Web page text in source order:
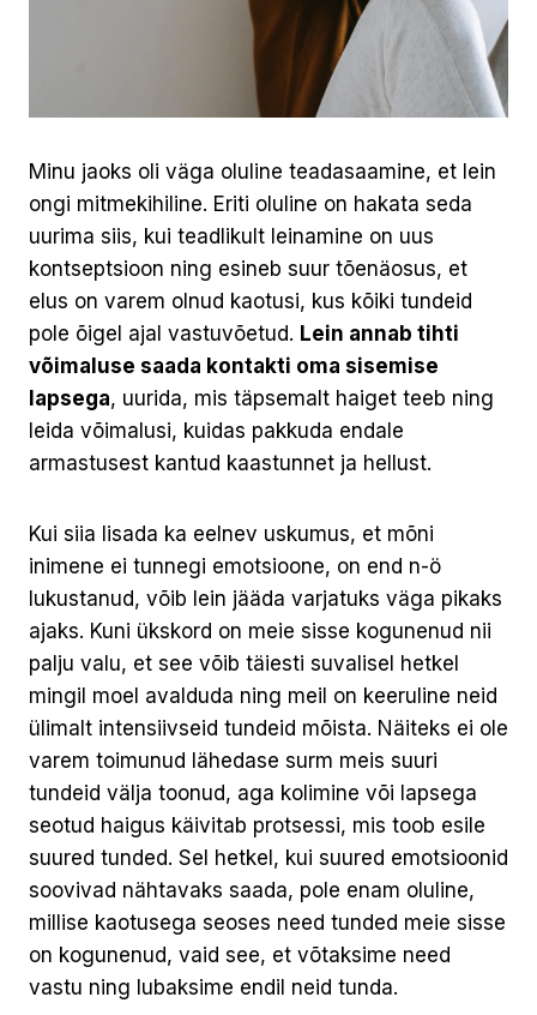
Minu jaoks oli väga oluline teadasaamine, et lein
ongi mitmekihiline. Eriti oluline on hakata seda
uurima siis, kui teadlikult leinamine on uus
kontseptsioon ning esineb suur tõenäosus, et
elus on varem olnud kaotusi, kus kõiki tundeid
pole õigel ajal vastuvõetud. Lein annab tihti
võimaluse saada kontakti oma sisemise
lapsega, uurida, mis täpsemalt haiget teeb ning
leida võimalusi, kuidas pakkuda endale
armastusest kantud kaastunnet ja hellust.
Kui siia lisada ka eelnev uskumus, et mõni
inimene ei tunnegi emotsioone, on end n-ö
lukustanud, võib lein jääda varjatuks väga pikaks
ajaks. Kuni ükskord on meie sisse kogunenud nii
palju valu, et see võib täiesti suvalisel hetkel
mingil moel avalduda ning meil on keeruline neid
ülimalt intensiivseid tundeid mõista. Näiteks ei ole
varem toimunud lähedase surm meis suuri
tundeid välja toonud, aga kolimine või lapsega
seotud haigus käivitab protsessi, mis toob esile
suured tunded. Sel hetkel, kui suured emotsioonid
soovivad nähtavaks saada, pole enam oluline,
millise kaotusega seoses need tunded meie sisse
on kogunenud, vaid see, et võtaksime need
vastu ning lubaksime endil neid tunda.